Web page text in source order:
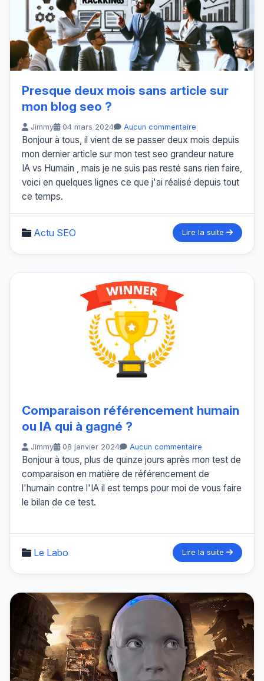
Presque deux mois sans article sur
mon blog seo ?
Jimmy 04 mars 2024 Aucun commentaire
Bonjour à tous, il vient de se passer deux mois depuis
mon dernier article sur mon test seo grandeur nature
IA vs Humain , mais je ne suis pas resté sans rien faire,
voici en quelques lignes ce que j'ai réalisé depuis tout
ce temps.
Actu SEO Lire la suite
Comparaison référencement humain
ou IA qui à gagné ?
Jimmy 08 janvier 2024 Aucun commentaire
Bonjour à tous, plus de quinze jours après mon test de
comparaison en matière de référencement de
l'humain contre l'IA il est temps pour moi de vous faire
le bilan de ce test.
Le Labo Lire la suite